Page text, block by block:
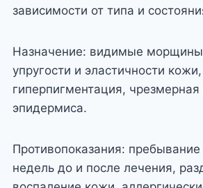
зависимости от типа и
Назначение: видимые
упругости и эластичности
гиперпигментация, чрезмерная
эпидермиса.
Противопоказания:
недель до и после лечения,